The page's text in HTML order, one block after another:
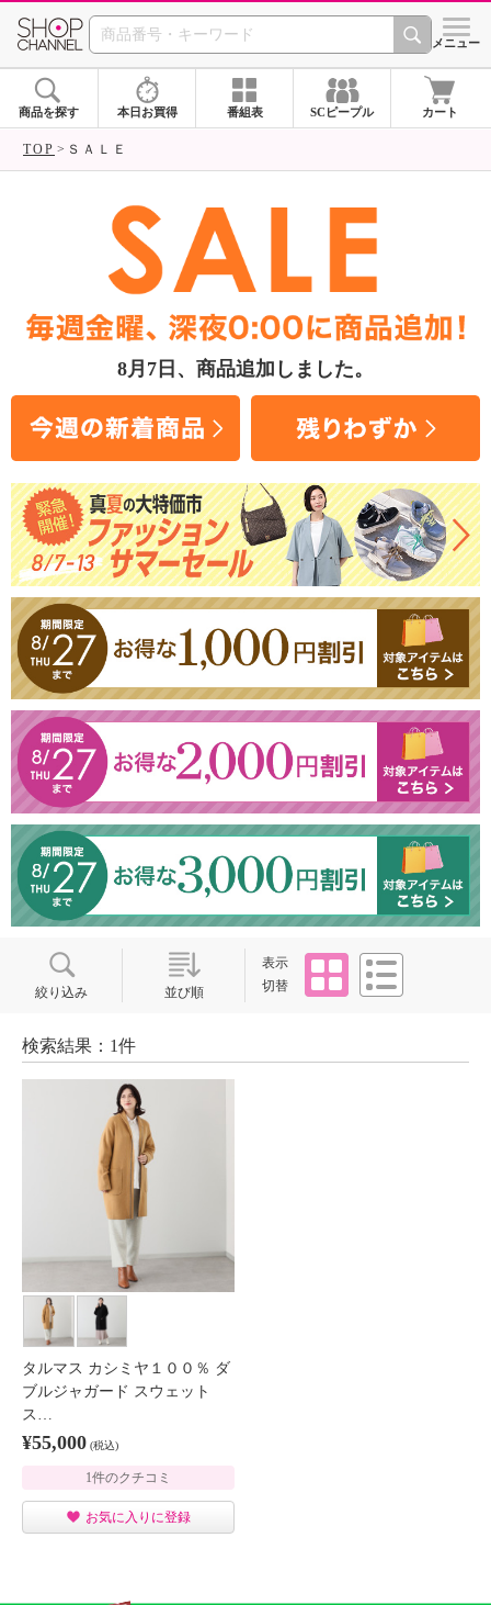
SHOP CHANNEL ショッ
メニュー
商品を探す 本日お買得 番組表 SCピープル カート
TOP ＳＡＬＥ
8月7日 、商品追加しました。
絞り込み 並び順
表示
切替
タイル
検索結果：1件
タルマス カシミヤ１００％ ダ
ブルジャガード スウェット
ス…
¥55,000 (税込)
1件のクチコミ
お気に入りに登録